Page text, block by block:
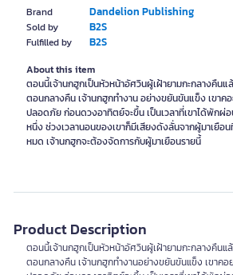
Brand Dandelion Publishing
Sold by B2S
Fulfilled by B2S
About this item
ตอนนี้เจ้านกฮูกเป็นหัวหน้าอัศวินผู้เฝ้ายามกะกลางคืนแ
ตอนกลางคืน เจ้านกฮูกทำงาน อย่างขยันขันแข็ง เขาคอ
ปลอดภัย ก่อนดวงอาทิตย์จะขึ้น เป็นเวลาที่เขาได้พักผ่
หนึ่ง ช่วงเวลานอนของเขาก็มีเสียงดังลั่นจากผู้มาเยือ
หมด เจ้านกฮูกจะต้องจัดการกับผู้มาเยือนรายนี้
Product Description
ตอนนี้เจ้านกฮูกเป็นหัวหน้าอัศวินผู้เฝ้ายามกะกลางคืนแ
ตอนกลางคืน เจ้านกฮูกทำงานอย่างขยันขันแข็ง เขาคอ